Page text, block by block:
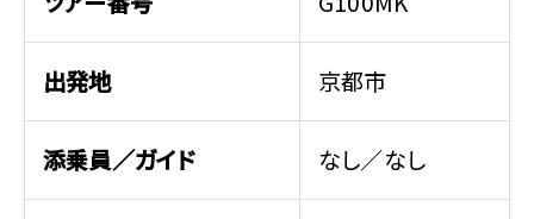
出発地 京都市
添乗員／ガイド なし／なし